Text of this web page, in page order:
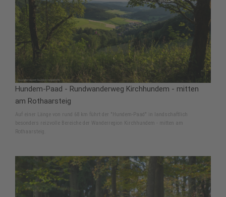
Hundem-Paad - Rundwanderweg Kirchhundem - mitten
am Rothaarsteig
Auf einer Länge von rund 68 km führt der "Hundem-Paad" in landschaftlich
besonders reizvolle Bereiche der Wanderregion Kirchhundem - mitten am
Rothaarsteig.